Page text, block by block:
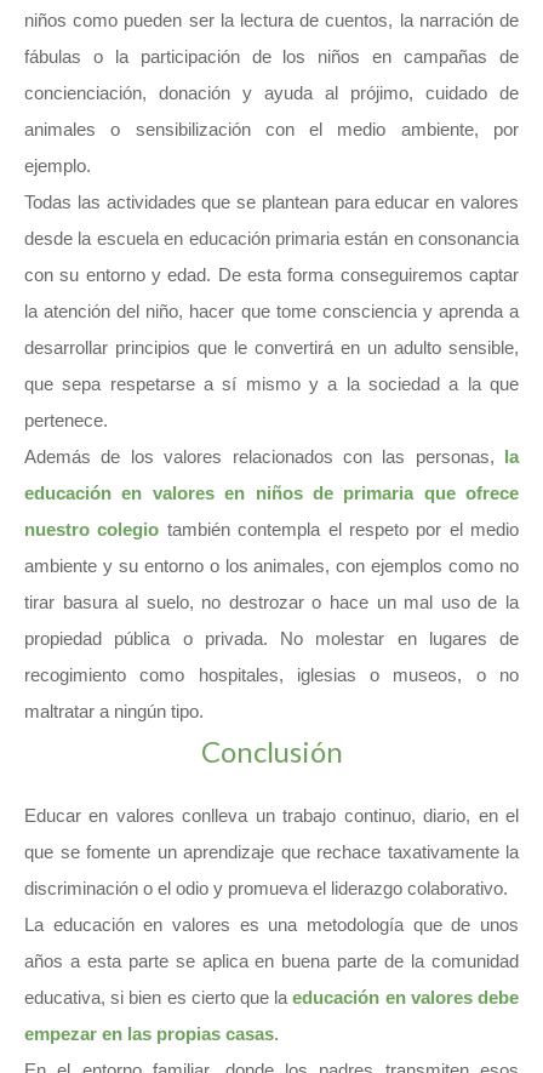
niños como pueden ser la lectura de cuentos, la narración de
fábulas o la participación de los niños en campañas de
concienciación, donación y ayuda al prójimo, cuidado de
animales o sensibilización con el medio ambiente, por
ejemplo.
Todas las actividades que se plantean para educar en valores
desde la escuela en educación primaria están en consonancia
con su entorno y edad. De esta forma conseguiremos captar
la atención del niño, hacer que tome consciencia y aprenda a
desarrollar principios que le convertirá en un adulto sensible,
que sepa respetarse a sí mismo y a la sociedad a la que
pertenece.
Además de los valores relacionados con las personas, la
educación en valores en niños de primaria que ofrece
nuestro colegio también contempla el respeto por el medio
ambiente y su entorno o los animales, con ejemplos como no
tirar basura al suelo, no destrozar o hace un mal uso de la
propiedad pública o privada. No molestar en lugares de
recogimiento como hospitales, iglesias o museos, o no
maltratar a ningún tipo.
Conclusión
Educar en valores conlleva un trabajo continuo, diario, en el
que se fomente un aprendizaje que rechace taxativamente la
discriminación o el odio y promueva el liderazgo colaborativo.
La educación en valores es una metodología que de unos
años a esta parte se aplica en buena parte de la comunidad
educativa, si bien es cierto que la educación en valores debe
empezar en las propias casas.